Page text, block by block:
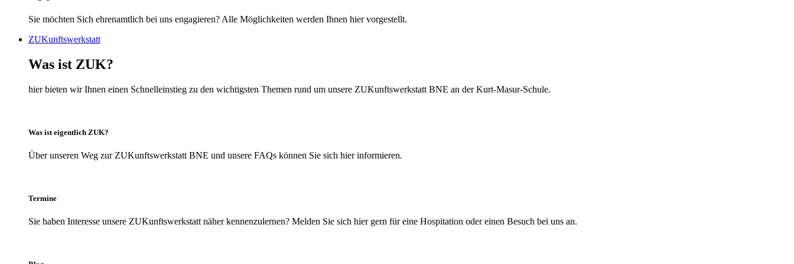
Sie möchten Sich ehrenamtlich bei uns engagieren? Alle Möglichkeiten werden Ihnen hier vorgestellt.
ZUKunftswerkstatt
Was ist ZUK?
hier bieten wir Ihnen einen Schnelleinstieg zu den wichtigsten Themen rund um unsere ZUKunftswerkstatt BNE an der Kurt-Masur-Schule.
Was ist eigentlich ZUK?
Über unseren Weg zur ZUKunftswerkstatt BNE und unsere FAQs können Sie sich hier informieren.
Termine
Sie haben Interesse unsere ZUKunftswerkstatt näher kennenzulernen? Melden Sie sich hier gern für eine Hospitation oder einen Besuch bei uns an.